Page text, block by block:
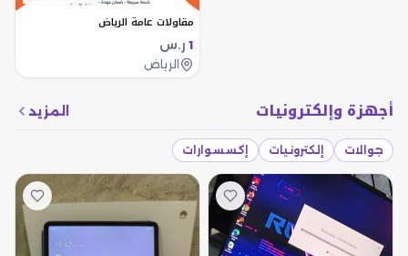
مقاولات عامة الرياض
1 ر.س
الرياض
أجهزة وإلكترونيات المزيد
جوالات إلكترونيات إكسسوارات